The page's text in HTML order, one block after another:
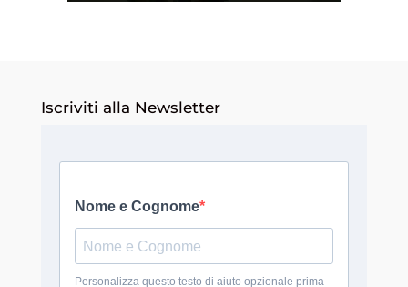
Iscriviti alla Newsletter